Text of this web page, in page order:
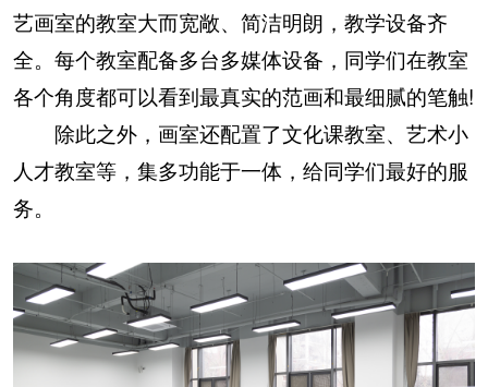
艺画室的教室大而宽敞、简洁明朗，教学设备齐
全。每个教室配备多台多媒体设备，同学们在教室
各个角度都可以看到最真实的范画和最细腻的笔触!
除此之外，画室还配置了文化课教室、艺术小
人才教室等，集多功能于一体，给同学们最好的服
务。